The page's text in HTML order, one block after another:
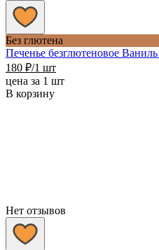
Без глютена
Печенье безглютеновое
180 ₽/1 шт
цена за 1 шт
В корзину
Нет отзывов